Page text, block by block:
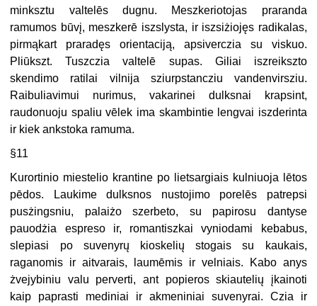
minksztu valtelēs dugnu. Meszkeriotojas praranda
ramumos būvį, meszkerē iszslysta, ir iszsiżiojęs radikalas,
pirmąkart praradęs orientaciją, apsiverczia su viskuo.
Pliūkszt. Tuszczia valtelē supas. Giliai iszreikszto
skendimo ratilai vilnija sziurpstancziu vandenvirsziu.
Raibuliavimui nurimus, vakarinei dulksnai krapsint,
raudonuoju spaliu vēlek ima skambintie lengvai iszderinta
ir kiek ankstoka ramuma.
§11
Kurortinio miestelio krantine po lietsargiais kulniuoja lētos
pēdos. Laukime dulksnos nustojimo porelēs patrepsi
pusżingsniu, palaiżo szerbeto, su papirosu dantyse
pauodżia espreso ir, romantiszkai vyniodami kebabus,
slepiasi po suvenyrų kioskelių stogais su kaukais,
raganomis ir aitvarais, laumēmis ir velniais. Kabo anys
żvejybiniu valu perverti, ant popieros skiautelių įkainoti
kaip paprasti mediniai ir akmeniniai suvenyrai. Czia ir